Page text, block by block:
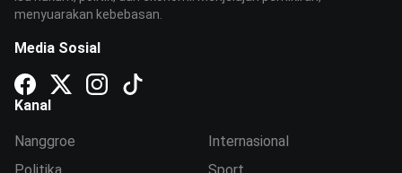
menyuarakan kebebasan.
Media Sosial
Kanal
Nanggroe
Internasional